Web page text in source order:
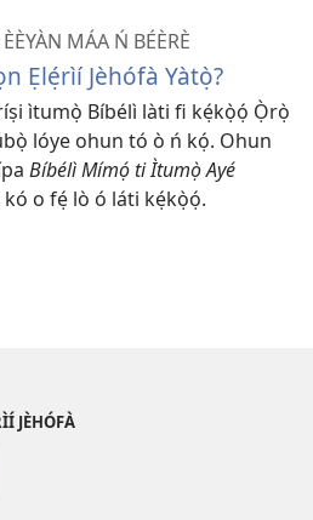
MÁA Ń BÉÈRÈ
Ẹlẹ́rìí Jèhófà Yàtọ̀?
ìtumọ̀ Bíbélì làti fi kẹ́kọ̀ọ́ Ọ̀rọ̀
lóye ohun tó ò ń kọ́. Ohun
Bíbélì Mímọ́ ti Ìtumọ̀ Ayé
o fẹ́ lò ó láti kẹ́kọ̀ọ́.
JÈHÓFÀ